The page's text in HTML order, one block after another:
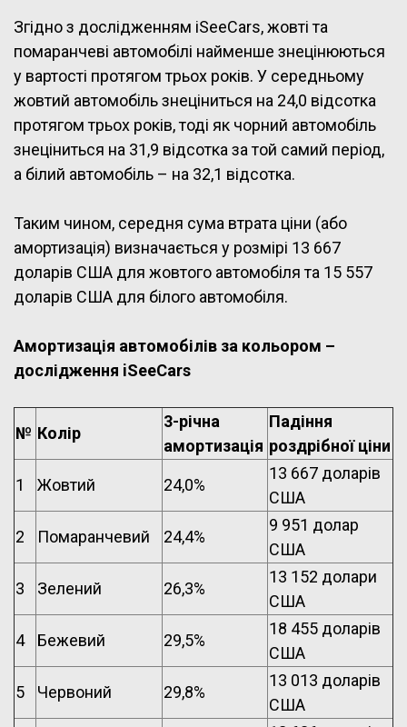
Згідно з дослідженням iSeeCars, жовті та
помаранчеві автомобілі найменше знецінюються
у вартості протягом трьох років. У середньому
жовтий автомобіль знеціниться на 24,0 відсотка
протягом трьох років, тоді як чорний автомобіль
знеціниться на 31,9 відсотка за той самий період,
а білий автомобіль – на 32,1 відсотка.
Таким чином, середня сума втрата ціни (або
амортизація) визначається у розмірі 13 667
доларів США для жовтого автомобіля та 15 557
доларів США для білого автомобіля.
Амортизація автомобілів за кольором –
дослідження iSeeCars
№ Колір
3-річна
амортизація
Падіння
роздрібної ціни
1 Жовтий 24,0%
13 667 доларів
США
2 Помаранчевий 24,4%
9 951 долар
США
3 Зелений 26,3%
13 152 долари
США
4 Бежевий 29,5%
18 455 доларів
США
5 Червоний 29,8%
13 013 доларів
США